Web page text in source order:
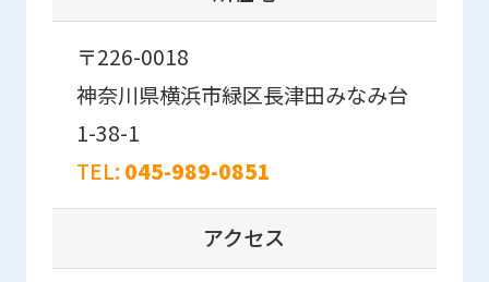
〒226-0018
神奈川県横浜市緑区長津田みなみ台
1-38-1
TEL: 045-989-0851
アクセス
The
may
from
original
content.